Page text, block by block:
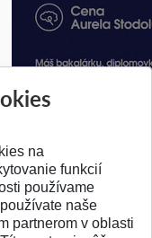
Pridané 07.07.2026
na
funkcií
používame
naše
partnerom v oblasti